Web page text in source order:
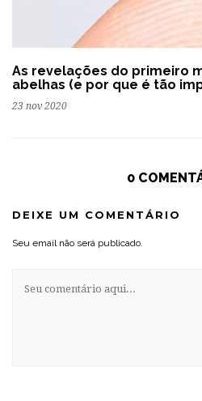
As revelações do primeiro
abelhas (e por que é tão
23 nov 2020
0
DEIXE UM COMENTÁRIO
Seu email não será publicado.